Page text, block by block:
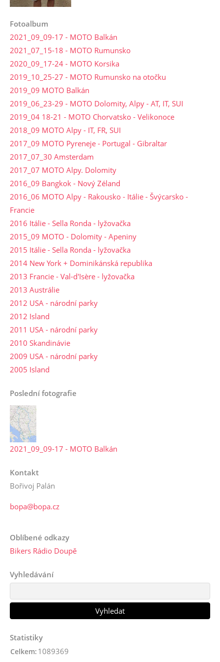
Fotoalbum
2021_09_09-17 - MOTO Balkán
2021_07_15-18 - MOTO Rumunsko
2020_09_17-24 - MOTO Korsika
2019_10_25-27 - MOTO Rumunsko na otočku
2019_09 MOTO Balkán
2019_06_23-29 - MOTO Dolomity, Alpy - AT, IT, SUI
2019_04 18-21 - MOTO Chorvatsko - Velikonoce
2018_09 MOTO Alpy - IT, FR, SUI
2017_09 MOTO Pyreneje - Portugal - Gibraltar
2017_07_30 Amsterdam
2017_07 MOTO Alpy. Dolomity
2016_09 Bangkok - Nový Zéland
2016_06 MOTO Alpy - Rakousko - Itálie - Švýcarsko -
Francie
2016 Itálie - Sella Ronda - lyžovačka
2015_09 MOTO - Dolomity - Apeniny
2015 Itálie - Sella Ronda - lyžovačka
2014 New York + Dominikánská republika
2013 Francie - Val-d'Isère - lyžovačka
2013 Austrálie
2012 USA - národní parky
2012 Island
2011 USA - národní parky
2010 Skandinávie
2009 USA - národní parky
2005 Island
Poslední fotografie
2021_09_09-17 - MOTO Balkán
Kontakt
Bořivoj Palán
bopa@bopa.cz
Oblíbené odkazy
Bikers Rádio Doupě
Vyhledávání
Statistiky
Celkem: 1089369